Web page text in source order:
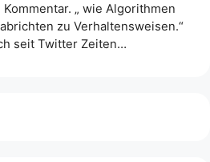
„ wie Algorithmen
zu Verhaltensweisen.“
seit Twitter Zeiten…